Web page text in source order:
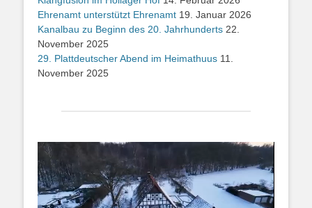
Ehrenamt unterstützt Ehrenamt 19. Januar 2026
Kanalbau zu Beginn des 20. Jahrhunderts 22.
November 2025
29. Plattdeutscher Abend im Heimathuus 11.
November 2025